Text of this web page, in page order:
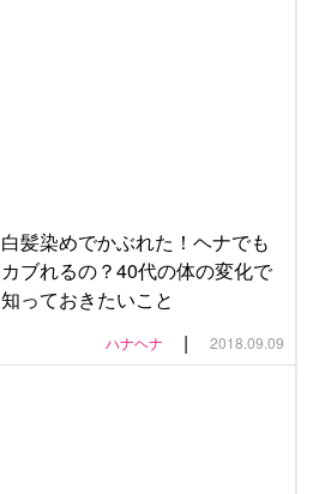
白髪染めでかぶれた！ヘナでも
カブれるの？40代の体の変化で
知っておきたいこと
ハナヘナ | 2018.09.09